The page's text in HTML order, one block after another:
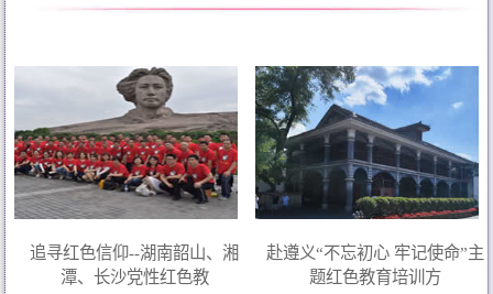
追寻红色信仰--湖南韶山、湘
潭、长沙党性红色教
赴遵义“不忘初心 牢记使命”主
题红色教育培训方